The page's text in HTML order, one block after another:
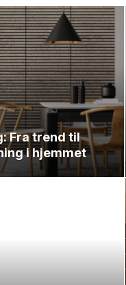
Fra trend til
i hjemmet